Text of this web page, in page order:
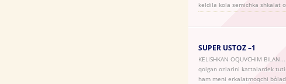
keldila kola semichka shkalat
SUPER USTOZ –1
KELISHKAN OQUVCHIM
qolgan ozlarini kattalardek
ham meni erkalatmoqchi